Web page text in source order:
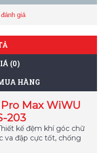
giá
(0)
HÀNG
Max WiWU
203
kế đệm khí góc chữ
va đập cực tốt, chống